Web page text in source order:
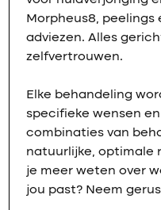
Morpheus8, peelings
adviezen. Alles
zelfvertrouwen.
Elke behandeling
specifieke wensen
combinaties van
natuurlijke, optimale
je meer weten over
jou past? Neem